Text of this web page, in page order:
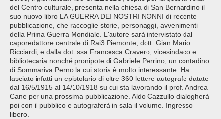
del Centro culturale, presenta nella chiesa di San Bernardino il
suo nuovo libro LA GUERRA DEI NOSTRI NONNI di recente
pubblicazione, che raccoglie storie, personaggi, avvenimenti
della Prima Guerra Mondiale. L'autore sarà intervistato dal
caporedattore centrale di Rai3 Piemonte, dott. Gian Mario
Ricciardi, e dalla dott.ssa Francesca Cravero, vicesindaco e
bibliotecaria nonché pronipote di Gabriele Perrino, un contadino
di Sommariva Perno la cui storia è molto interessante. Ha
lasciato infatti un epistolario di oltre 360 lettere autografe datate
dal 16/5/1915 al 14/10/1918 su cui sta lavorando il prof. Andrea
Cane per una prossima pubblicazione. Aldo Cazzullo dialogherà
poi con il pubblico e autograferà in sala il volume. Ingresso
libero.